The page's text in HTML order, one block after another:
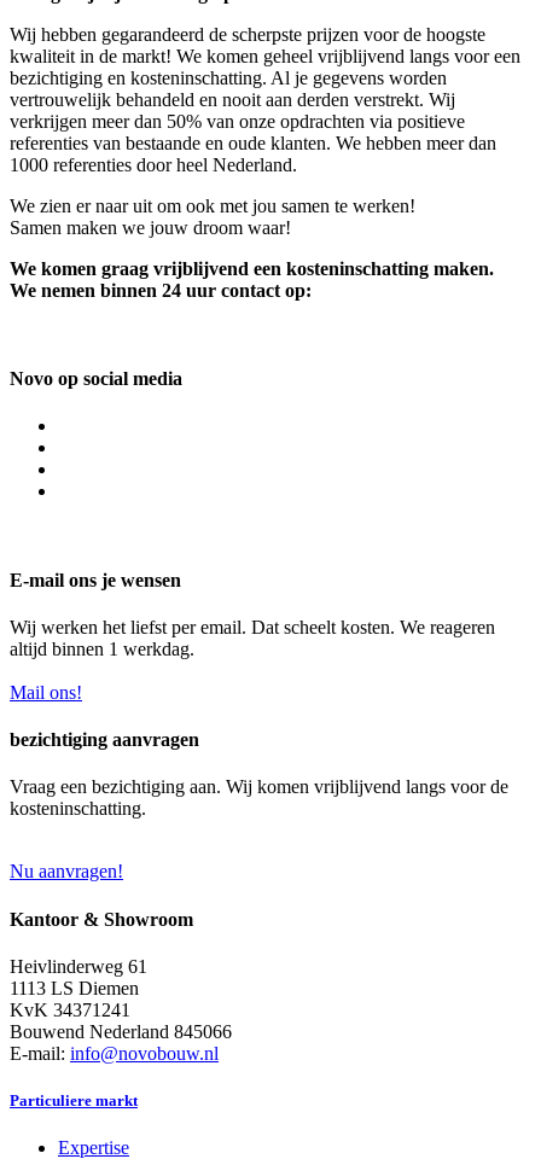
Wij hebben gegarandeerd de scherpste prijzen voor de hoogste
kwaliteit in de markt! We komen geheel vrijblijvend langs voor een
bezichtiging en kosteninschatting. Al je gegevens worden
vertrouwelijk behandeld en nooit aan derden verstrekt. Wij
verkrijgen meer dan 50% van onze opdrachten via positieve
referenties van bestaande en oude klanten. We hebben meer dan
1000 referenties door heel Nederland.
We zien er naar uit om ook met jou samen te werken!
Samen maken we jouw droom waar!
We komen graag vrijblijvend een kosteninschatting maken.
We nemen binnen 24 uur contact op:
Novo op social media
E-mail ons je wensen
Wij werken het liefst per email. Dat scheelt kosten. We reageren
altijd binnen 1 werkdag.
Mail ons!
bezichtiging aanvragen
Vraag een bezichtiging aan. Wij komen vrijblijvend langs voor de
kosteninschatting.
Nu aanvragen!
Kantoor & Showroom
Heivlinderweg 61
1113 LS Diemen
KvK 34371241
Bouwend Nederland 845066
E-mail: info@novobouw.nl
Particuliere markt
Expertise